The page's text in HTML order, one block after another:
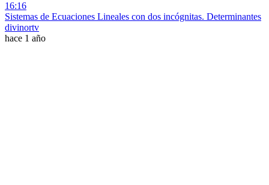
16:16
Sistemas de Ecuaciones Lineales con dos incógnitas. Determinantes
divinortv
hace 1 año